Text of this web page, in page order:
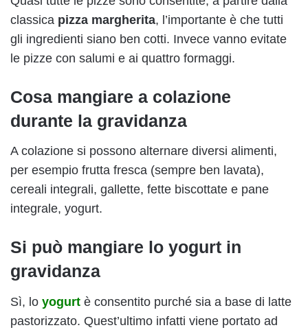
classica pizza margherita, l’importante è che tutti
gli ingredienti siano ben cotti. Invece vanno evitate
le pizze con salumi e ai quattro formaggi.
Cosa mangiare a colazione
durante la gravidanza
A colazione si possono alternare diversi alimenti,
per esempio frutta fresca (sempre ben lavata),
cereali integrali, gallette, fette biscottate e pane
integrale, yogurt.
Si può mangiare lo yogurt in
gravidanza
Sì, lo yogurt è consentito purché sia a base di latte
pastorizzato. Quest’ultimo infatti viene portato ad